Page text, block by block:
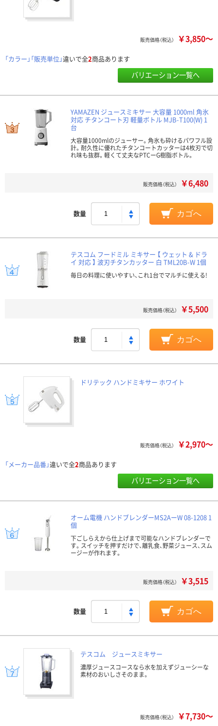
販売価格（税込） ￥3,850～
「カラー」「販売単位」違いで全2商品あります
バリエーション一覧へ
YAMAZEN ジュースミキサー 大容量 1000ml 角氷
対応 チタンコート刃 軽量ボトル MJB-T100(W) 1
台
大容量1000mlのジューサー。角氷も砕けるパワフル設
計。耐久性に優れたチタンコートカッターは4枚刃で切
れ味も抜群。軽くて丈夫なPTCーG樹脂ボトル。
販売価格（税込） ￥6,480
数量 カゴへ
テスコム フードミル ミキサー 【 ウェット & ドラ
イ 対応 】 波刃チタンカッター 白 TML20B-W 1個
毎日の料理に使いやすい、これ1台でマルチに使える!
販売価格（税込） ￥5,500
数量 カゴへ
ドリテック ハンドミキサー ホワイト
販売価格（税込） ￥2,970～
「メーカー品番」違いで全2商品あります
バリエーション一覧へ
オーム電機 ハンドブレンダーMS2AーW 08-1208 1
個
下ごしらえから仕上げまで可能なハンドブレンダーで
す。スイッチを押すだけで、離乳食、野菜ジュース、スム
ージーが作れます。
販売価格（税込） ￥3,515
数量 カゴへ
テスコム ジュースミキサー
濃厚ジュースコースなら水を加えずジューシーな
素材のおいしさそのまま。
販売価格（税込） ￥7,730～